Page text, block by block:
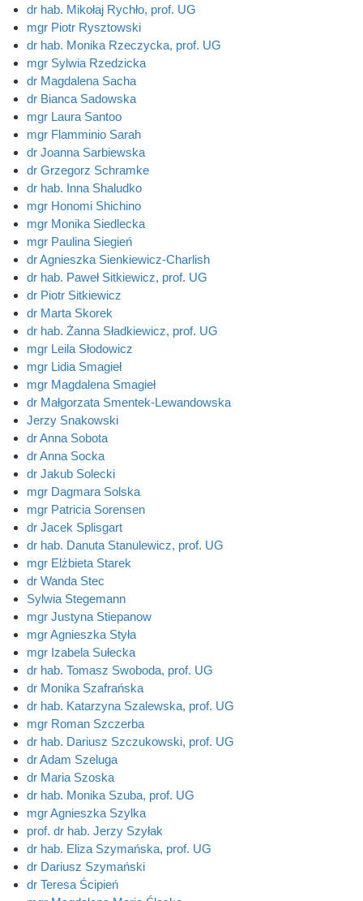
dr hab. Mikołaj Rychło, prof. UG
mgr Piotr Rysztowski
dr hab. Monika Rzeczycka, prof. UG
mgr Sylwia Rzedzicka
dr Magdalena Sacha
dr Bianca Sadowska
mgr Laura Santoo
mgr Flamminio Sarah
dr Joanna Sarbiewska
dr Grzegorz Schramke
dr hab. Inna Shaludko
mgr Honomi Shichino
mgr Monika Siedlecka
mgr Paulina Siegień
dr Agnieszka Sienkiewicz-Charlish
dr hab. Paweł Sitkiewicz, prof. UG
dr Piotr Sitkiewicz
dr Marta Skorek
dr hab. Żanna Sładkiewicz, prof. UG
mgr Leila Słodowicz
mgr Lidia Smagieł
mgr Magdalena Smagieł
dr Małgorzata Smentek-Lewandowska
Jerzy Snakowski
dr Anna Sobota
dr Anna Socka
dr Jakub Solecki
mgr Dagmara Solska
mgr Patricia Sorensen
dr Jacek Splisgart
dr hab. Danuta Stanulewicz, prof. UG
mgr Elżbieta Starek
dr Wanda Stec
Sylwia Stegemann
mgr Justyna Stiepanow
mgr Agnieszka Styła
mgr Izabela Sułecka
dr hab. Tomasz Swoboda, prof. UG
dr Monika Szafrańska
dr hab. Katarzyna Szalewska, prof. UG
mgr Roman Szczerba
dr hab. Dariusz Szczukowski, prof. UG
dr Adam Szeluga
dr Maria Szoska
dr hab. Monika Szuba, prof. UG
mgr Agnieszka Szylka
prof. dr hab. Jerzy Szyłak
dr hab. Eliza Szymańska, prof. UG
dr Dariusz Szymański
dr Teresa Ścipień